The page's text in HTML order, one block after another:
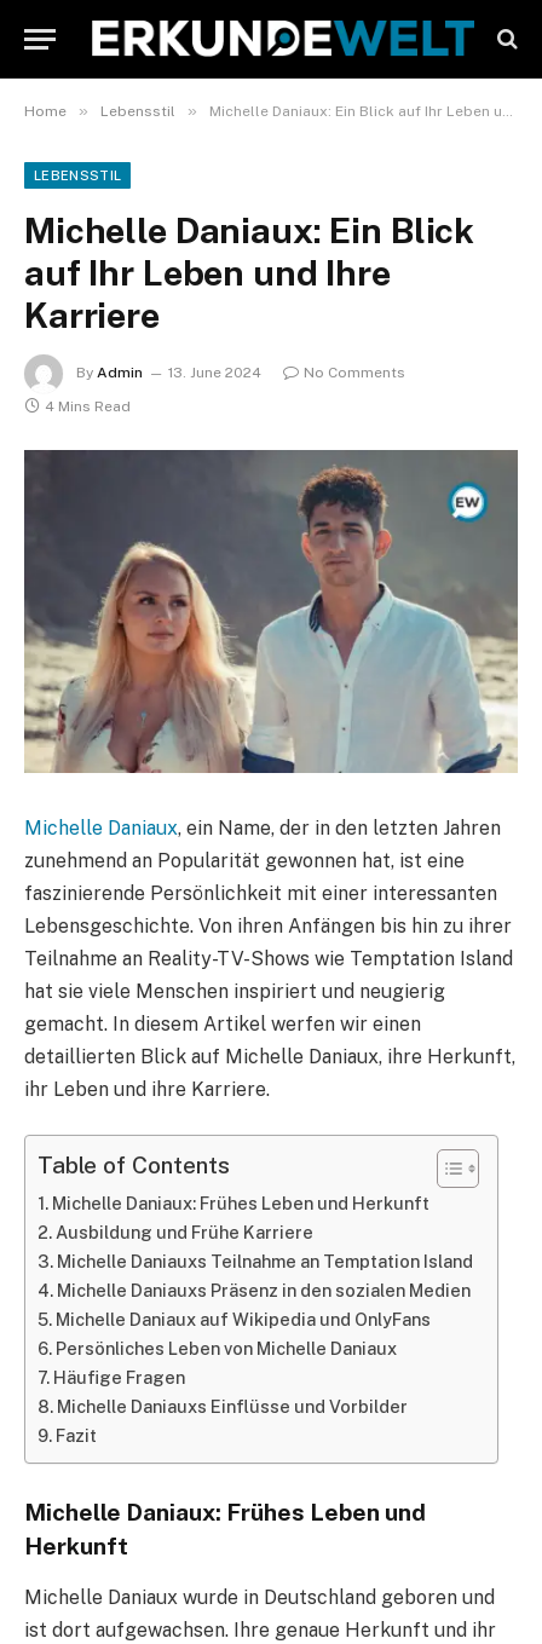
Home » Lebensstil » Michelle Daniaux: Ein Blick auf Ihr Leben und Ihre Karriere
LEBENSSTIL
Michelle Daniaux: Ein Blick
auf Ihr Leben und Ihre
Karriere
By Admin 13. June 2024
No Comments
4 Mins Read
Michelle Daniaux, ein Name, der in den letzten Jahren
zunehmend an Popularität gewonnen hat, ist eine
faszinierende Persönlichkeit mit einer interessanten
Lebensgeschichte. Von ihren Anfängen bis hin zu ihrer
Teilnahme an Reality-TV-Shows wie Temptation Island
hat sie viele Menschen inspiriert und neugierig
gemacht. In diesem Artikel werfen wir einen
detaillierten Blick auf Michelle Daniaux, ihre Herkunft,
ihr Leben und ihre Karriere.
Table of Contents
Michelle Daniaux: Frühes Leben und Herkunft
Ausbildung und Frühe Karriere
Michelle Daniauxs Teilnahme an Temptation Island
Michelle Daniauxs Präsenz in den sozialen Medien
Michelle Daniaux auf Wikipedia und OnlyFans
Persönliches Leben von Michelle Daniaux
Häufige Fragen
Michelle Daniauxs Einflüsse und Vorbilder
Fazit
Michelle Daniaux: Frühes Leben und
Herkunft
Michelle Daniaux wurde in Deutschland geboren und
ist dort aufgewachsen. Ihre genaue Herkunft und ihr